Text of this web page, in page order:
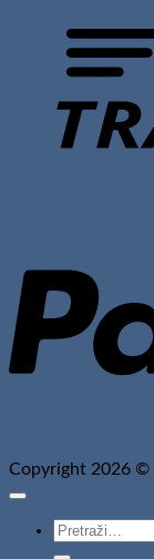
Copyright 2026 ©
Pretraži: